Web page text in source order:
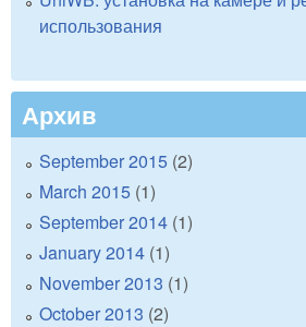
использования
Архив
September 2015 (2)
March 2015 (1)
September 2014 (1)
January 2014 (1)
November 2013 (1)
October 2013 (2)